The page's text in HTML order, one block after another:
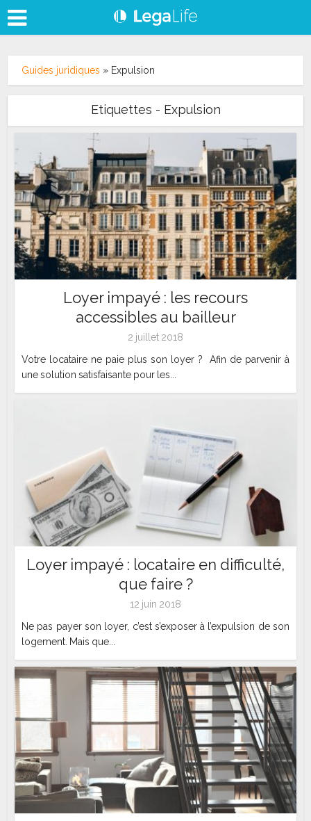
Guides juridiques » Expulsion
Etiquettes - Expulsion
Loyer impayé : les recours
accessibles au bailleur
2 juillet 2018
Votre locataire ne paie plus son loyer ? Afin de parvenir à
une solution satisfaisante pour les...
Loyer impayé : locataire en difficulté,
que faire ?
12 juin 2018
Ne pas payer son loyer, c’est s’exposer à l’expulsion de son
logement. Mais que...